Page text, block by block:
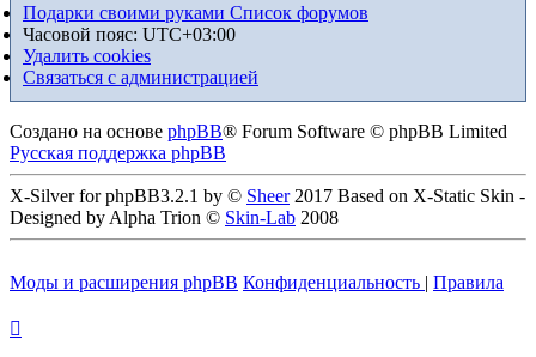
Подарки своими руками Список форумов
Часовой пояс: UTC+03:00
Удалить cookies
Связаться с администрацией
Создано на основе phpBB® Forum Software © phpBB Limited
Русская поддержка phpBB
X-Silver for phpBB3.2.1 by © Sheer2017 Based on X-Static Skin -
Designed by Alpha Trion © Skin-Lab 2008
Моды и расширения phpBB Конфиденциальность | Правила